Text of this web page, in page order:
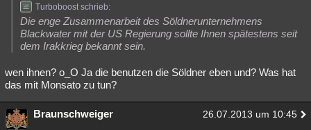
Besucht
Lesenswert Schlüsselwörter
Turboboost schrieb:
Die enge Zusammenarbeit des Söldnerunternehmens
Blackwater mit der US Regierung sollte Ihnen spätestens seit
dem Irakkrieg bekannt sein.
wen ihnen? o_O Ja die benutzen die Söldner eben und? Was hat
das mit Monsato zu tun?
Braunschweiger 26.07.2013 um 10:45